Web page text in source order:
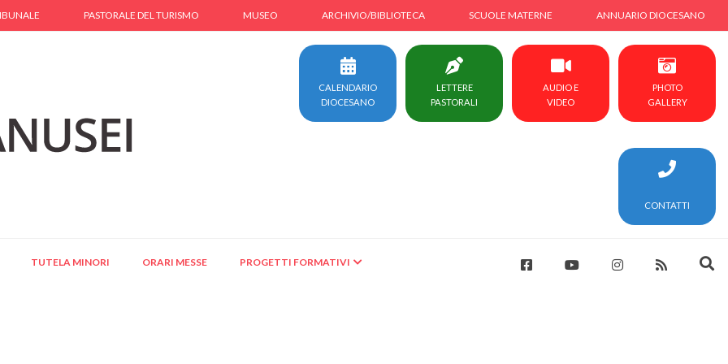
PASTORALE DEL TURISMO MUSEO ARCHIVIO/BIBLIOTECA SCUOLE MATERNE ANNUARIO DIOCESANO
CALENDARIO
DIOCESANO
LETTERE
PASTORALI
AUDIO E
VIDEO
PHOTO
GALLERY
CONTATTI
TUTELA MINORI ORARI MESSE PROGETTI FORMATIVI